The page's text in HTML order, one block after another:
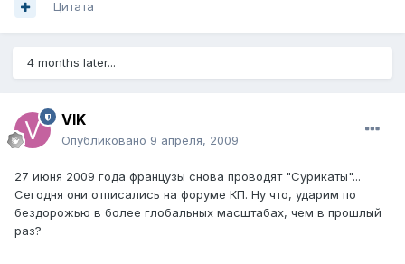
Цитата
4 months later...
VIK
Опубликовано 9 апреля, 2009
27 июня 2009 года французы снова проводят "Сурикаты"...
Сегодня они отписались на форуме КП. Ну что, ударим по
бездорожью в более глобальных масштабах, чем в прошлый
раз?